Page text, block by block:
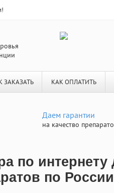
ЗАКАЗАТЬ КАК ОПЛАТИТЬ
Даем гарантии
на качество
по
по России